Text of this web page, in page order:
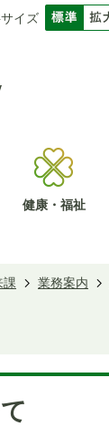
イズ
健康・福祉
課 業務案内